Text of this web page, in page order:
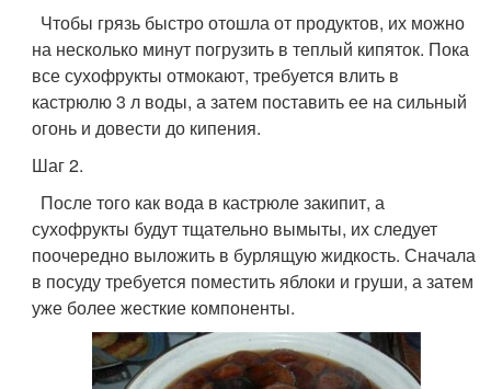
Чтобы грязь быстро отошла от продуктов, их можно
на несколько минут погрузить в теплый кипяток. Пока
все сухофрукты отмокают, требуется влить в
кастрюлю 3 л воды, а затем поставить ее на сильный
огонь и довести до кипения.
Шаг 2.
После того как вода в кастрюле закипит, а
сухофрукты будут тщательно вымыты, их следует
поочередно выложить в бурлящую жидкость. Сначала
в посуду требуется поместить яблоки и груши, а затем
уже более жесткие компоненты.